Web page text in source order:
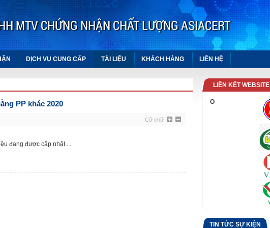
MTV CHỨNG NHẬN CHẤT LƯỢNG ASIACERT
DỊCH VỤ CUNG CẤP TÀI LIỆU KHÁCH HÀNG LIÊN HỆ
PP khác 2020
Cỡ chữ
đang được cập nhật ...
LIÊN KẾT WEBSITE
TIN TỨC SỰ KIỆN